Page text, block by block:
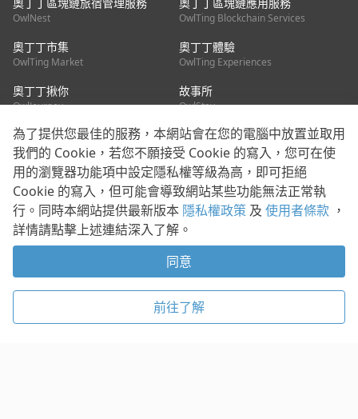
OwlNest OwlTing Blockchain Services
奧丁丁市集
OwlTing Market
奧丁丁體驗
OwlTing Experiences
奧丁丁揪你
OwlJourney
故事所
OwlStay
聯絡我們
客服信箱：mediapartner@owlting.com
服務信箱 / 廣告洽詢：info_owlnews@owlting.com
媒體合作 / 新聞稿提供：mediapartner@owlting.com
使用者條款 隱私權政策 Cookie 政策
為了提供您最佳的服務，本網站會在您的電腦中放置並取用
我們的 Cookie，若您不願接受 Cookie 的寫入，您可在使
用的瀏覽器功能項中設定隱私權等級為高，即可拒絕
Cookie 的寫入，但可能會導致網站某些功能無法正常執
行。同時本網站提供最新版本 隱私權政策 及 使用者條款 ，
詳情請點擊上述連結深入了解。
同意
前往了解